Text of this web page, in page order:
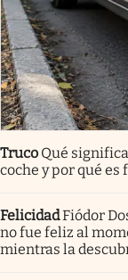
Truco Qué
coche y por qué
FelicidadFiódor
no fue feliz al
mientras la